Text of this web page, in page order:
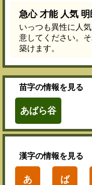
急心 才能 人気
いっつも異性に人
意してください。
築けます。
苗字の情報を見る
あばら谷
漢字の情報を見る
あ ば